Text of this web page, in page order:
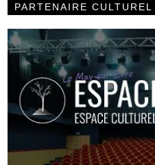
PARTENAIRE CULTUREL